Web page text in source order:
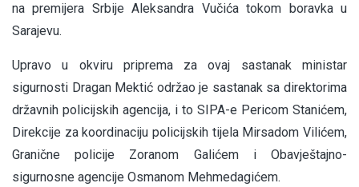
na premijera Srbije Aleksandra Vučića tokom boravka u
Sarajevu.
Upravo u okviru priprema za ovaj sastanak ministar
sigurnosti Dragan Mektić održao je sastanak sa direktorima
državnih policijskih agencija, i to SIPA-e Pericom Stanićem,
Direkcije za koordinaciju policijskih tijela Mirsadom Vilićem,
Granične policije Zoranom Galićem i Obavještajno-
sigurnosne agencije Osmanom Mehmedagićem.